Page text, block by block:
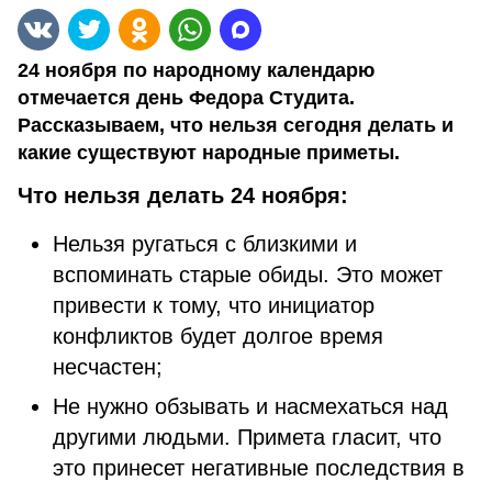
24 ноября по народному календарю
отмечается день Федора Студита.
Рассказываем, что нельзя сегодня делать и
какие существуют народные приметы.
Что нельзя делать 24 ноября:
Нельзя ругаться с близкими и
вспоминать старые обиды. Это может
привести к тому, что инициатор
конфликтов будет долгое время
несчастен;
Не нужно обзывать и насмехаться над
другими людьми. Примета гласит, что
это принесет негативные последствия в